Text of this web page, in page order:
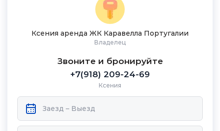
Ксения аренда ЖК Каравелла Португалии
Владелец
Звоните и бронируйте
+7(918) 209-24-69
Ксения